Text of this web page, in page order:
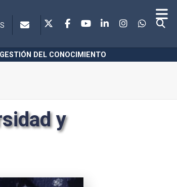
GESTIÓN DEL CONOCIMIENTO
y